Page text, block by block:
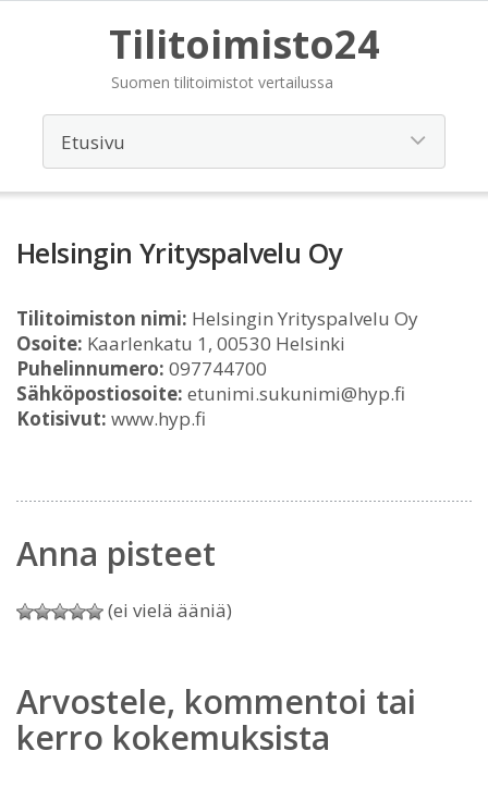
Tilitoimisto24
Suomen tilitoimistot vertailussa
Helsingin Yrityspalvelu Oy
Tilitoimiston nimi: Helsingin Yrityspalvelu Oy
Osoite: Kaarlenkatu 1, 00530 Helsinki
Puhelinnumero: 097744700
Sähköpostiosoite: etunimi.sukunimi@hyp.fi
Kotisivut: www.hyp.fi
Anna pisteet
(ei vielä ääniä)
Arvostele, kommentoi tai
kerro kokemuksista